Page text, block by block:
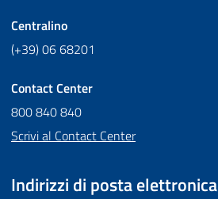
Centralino
(+39) 06 68201
Contact Center
800 840 840
Scrivi al Contact Center
Indirizzi di posta elettronica